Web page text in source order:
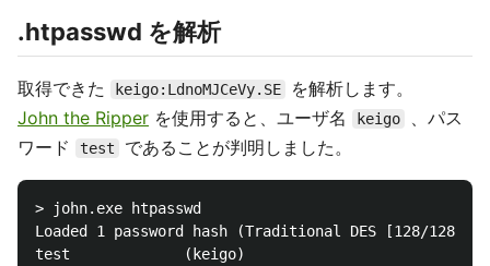
.htpasswd を解析
取得できた keigo:LdnoMJCeVy.SE
を解析します。
John the Ripper を使用すると、ユーザ名 keigo
、パス
ワード
test であることが判明しました。
> john.exe htpasswd
Loaded 1 password hash (Traditional DES [128/128 BS
test             (keigo)